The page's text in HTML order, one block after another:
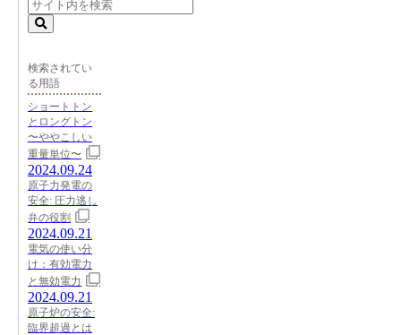
検索されてい
る用語
ショートトン
とロングトン
〜ややこしい
重量単位〜
2024.09.24
原子力発電の
安全: 圧力逃し
弁の役割
2024.09.21
電気の使い分
け：有効電力
と無効電力
2024.09.21
原子炉の安全:
臨界超過とは